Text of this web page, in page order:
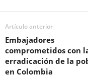
Artículo anterior
Embajadores
comprometidos con
erradicación de la
en Colombia